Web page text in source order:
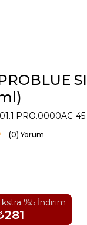
(0)
%5 İndirim